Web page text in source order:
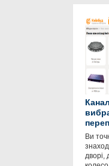
Ви
дворі,